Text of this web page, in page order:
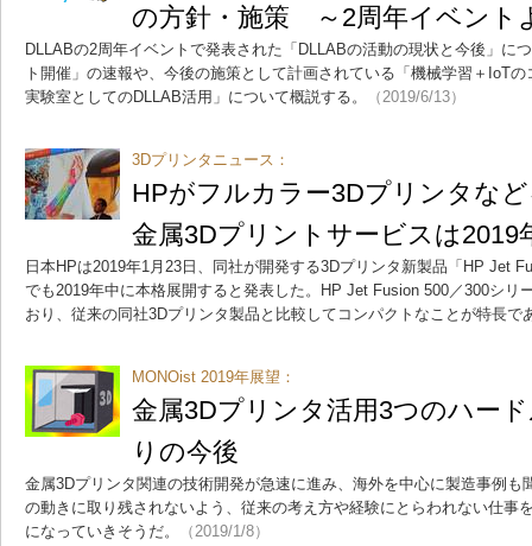
の方針・施策 ～2周年イベント
DLLABの2周年イベントで発表された「DLLABの活動の現状と今後」に
ト開催」の速報や、今後の施策として計画されている「機械学習＋IoT
実験室としてのDLLAB活用」について概説する。
（2019/6/13）
3Dプリンタニュース：
HPがフルカラー3Dプリンタな
金属3Dプリントサービスは2019
日本HPは2019年1月23日、同社が開発する3Dプリンタ新製品「HP Jet
でも2019年中に本格展開すると発表した。HP Jet Fusion 500／300シリ
おり、従来の同社3Dプリンタ製品と比較してコンパクトなことが特長で
MONOist 2019年展望：
金属3Dプリンタ活用3つのハー
りの今後
金属3Dプリンタ関連の技術開発が急速に進み、海外を中心に製造事例も
の動きに取り残されないよう、従来の考え方や経験にとらわれない仕事
になっていきそうだ。
（2019/1/8）